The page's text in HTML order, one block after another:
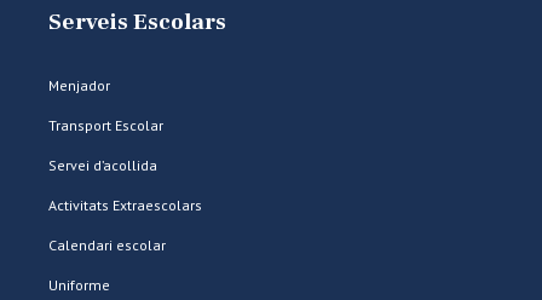
Serveis Escolars
Menjador
Transport Escolar
Servei d’acollida
Activitats Extraescolars
Calendari escolar
Uniforme